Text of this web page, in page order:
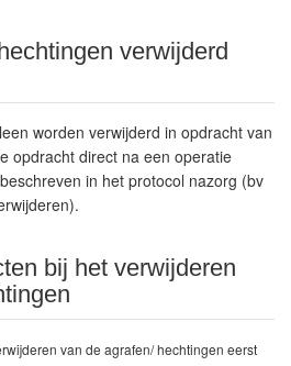
verwijderd
worden verwijderd in opdracht van
opdracht direct na een operatie
in het protocol nazorg (bv
bij het verwijderen
van de agrafen/ hechtingen eerst